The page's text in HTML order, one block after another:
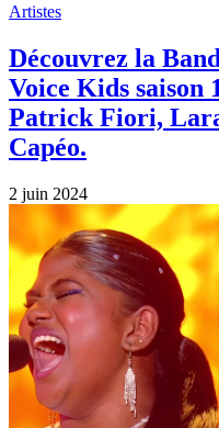
Artistes
Découvrez la
Voice Kids saison
Patrick Fiori,
Capéo.
2 juin 2024